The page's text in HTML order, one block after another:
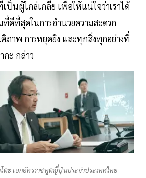
ป็นผู้ไกล่เกลี่ย เพื่อให้แน่ใจว่าเราได้
ที่ดีที่สุดในการอำนวยความสะดวก
ภาพ การหยุดยิง และทุกสิ่งทุกอย่างที่
กะ กล่าว
โตะ เอกอัครราชทูตญี่ปุ่นประจำประเทศไทย